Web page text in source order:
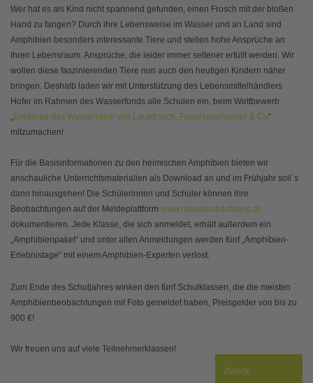
Wer hat es als Kind nicht spannend gefunden, einen Frosch mit der bloßen
Hand zu fangen? Durch ihre Lebensweise im Wasser und an Land sind
Amphibien besonders interessante Tiere und stellen hohe Ansprüche an
ihren Lebensraum. Ansprüche, die leider immer seltener erfüllt werden. Wir
wollen diese faszinierenden Tiere nun auch den heutigen Kindern näher
bringen. Deshalb laden wir mit Unterstützung des Lebensmittelhändlers
Hofer im Rahmen des Wasserfonds alle Schulen ein, beim Wettbewerb
„Entdecke das Wasserreich von Laubfrosch, Feuersalamander & Co“
mitzumachen!
Für die Basisinformationen zu den heimischen Amphibien bieten wir
anschauliche Unterrichtsmaterialien als Download an und im Frühjahr soll´s
dann hinausgehen! Die Schülerinnen und Schüler können ihre
Beobachtungen auf der Meldeplattform www.naturbeobachtung.at
dokumentieren. Jede Klasse, die sich anmeldet, erhält außerdem ein
„Amphibienpaket“ und unter allen Anmeldungen werden fünf „Amphibien-
Erlebnistage“ mit einem Amphibien-Experten verlost.
Zum Ende des Schuljahres winken den fünf Schulklassen, die die meisten
Amphibienbeobachtungen mit Foto gemeldet haben, Preisgelder von bis zu
900 €!
Wir freuen uns auf viele Teilnehmerklassen!
Zurück